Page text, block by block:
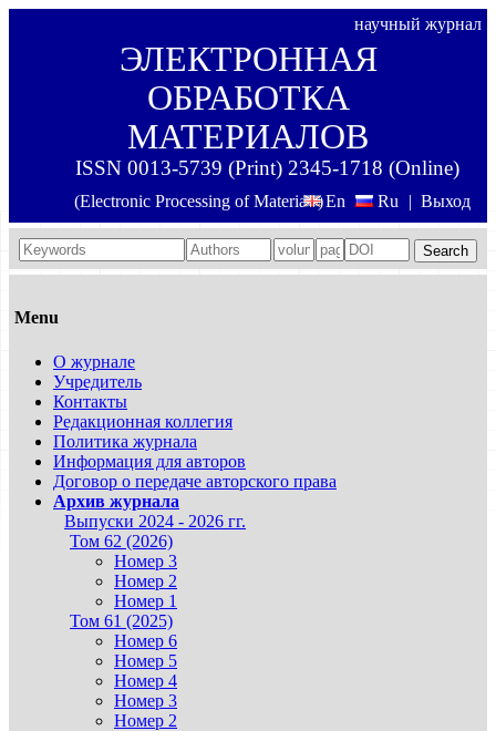
научный журнал
ЭЛЕКТРОННАЯ
ОБРАБОТКА
МАТЕРИАЛОВ
ISSN 0013-5739 (Print) 2345-1718 (Online)
(Electronic Processing of Materials) Выход
En Ru |
Search
Menu
О журнале
Учредитель
Контакты
Редакционная коллегия
Политика журнала
Информация для авторов
Договор о передаче авторского права
Архив журнала
Выпуски 2024 - 2026 гг.
Том 62 (2026)
Номер 3
Номер 2
Номер 1
Том 61 (2025)
Номер 6
Номер 5
Номер 4
Номер 3
Номер 2